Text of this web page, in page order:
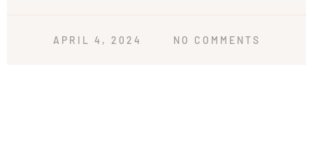
APRIL 4, 2024 NO COMMENTS